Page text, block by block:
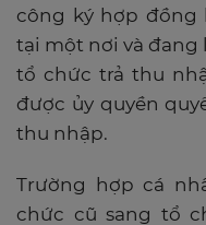
công ký hợp đồng
tại một nơi và đang
tổ chức trả thu
được ủy quyền
thu nhập.
Trường hợp cá
chức cũ sang tổ